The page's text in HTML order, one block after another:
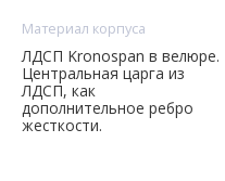
Материал корпуса
ЛДСП Kronospan в велюре.
Центральная царга из
ЛДСП, как
дополнительное ребро
жесткости.